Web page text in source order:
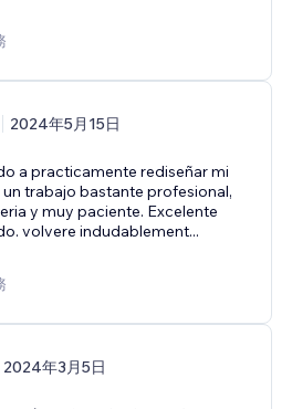
2024年5月15日
a practicamente rediseñar mi
trabajo bastante profesional,
y muy paciente. Excelente
volvere indudablement...
2024年3月5日